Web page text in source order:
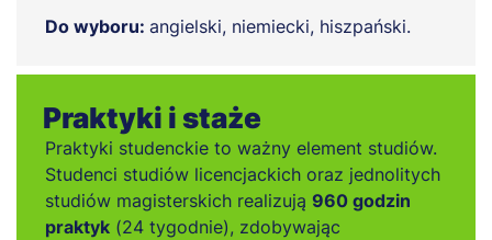
Do wyboru: angielski, niemiecki, hiszpański.
Praktyki i staże
Praktyki studenckie to ważny element studiów.
Studenci studiów licencjackich oraz jednolitych
studiów magisterskich realizują 960 godzin
praktyk (24 tygodnie), zdobywając